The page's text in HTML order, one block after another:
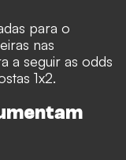
para o
nas
a seguir as odds
1x2.